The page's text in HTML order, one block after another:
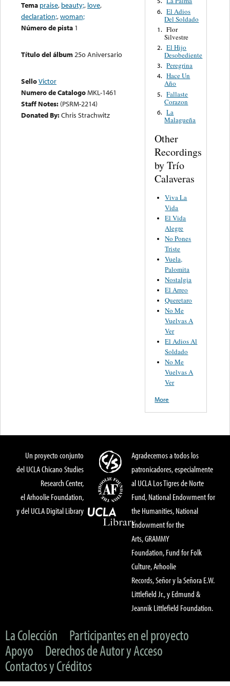
Tema praise, beauty;, love,
declaration;,woman;
Número de pista 1
Título del álbum25o Aniversario
SelloVictor
Numero de CatalogoMKL-1461
Staff Notes: (PSRM-2214)
Donated By:Chris Strachwitz
6. El Adios
Del Soldado
1. Flor
Silvestre
2. El Hijo
Desobediente
3. Peregrina
4. Hace Un
Año
5. Fallaste
Corazon
6. La
Malagueña
Other
Recordings
by Trío
Calaveras
Viva La
Vida
El Vida
Alegre
No Pones
Triste
Vuela,
Palomita
Nostalgia
El Arreo
Queretaro
No Me
Vuelvas A
Ver
El Adios Al
Soldado
No Me
Vuelvas A
Ver
More
Un proyecto conjunto
del UCLA Chicano Studies
Research Center,
el Arhoolie Foundation,
y del UCLA Digital Library
Agradecemos a todos los
patronicadores, especialmente
al UCLA Los Tigres de Norte
Fund, National Endowment for
the Humanities, National
Endowment for the
Arts, GRAMMY
Foundation, Fund for Folk
Culture, Arhoolie
Records, Señor y la Señora E.W.
Littlefield Jr., y Edmund &
Jeannik Littlefield Foundation.
La Colección
Participantes en el proyecto
Apoyo
Derechos de Autor y Acceso
Contactos y Créditos